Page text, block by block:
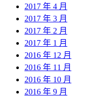
2017 年 4 月
2017 年 3 月
2017 年 2 月
2017 年 1 月
2016 年 12 月
2016 年 11 月
2016 年 10 月
2016 年 9 月